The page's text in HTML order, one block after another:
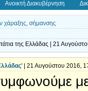
Ανοικτή Διακυβέρνηση
χάραξης, σήμανσης
της Ελλάδας | 21
' | 21 Αυγούστου 2016,